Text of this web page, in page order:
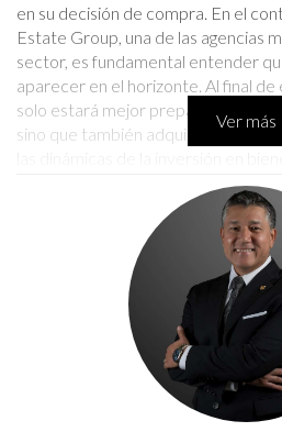
en su decisión de compra. En el
Estate Group, una de las agencias
sector, es fundamental entender
aparecer en el horizonte. Al final
solo estará mejor preparado para
sino que también adquirirá una
Costos Ocultos en el
Inmobiliario
Los costos ocultos en el sector
variados y a menudo se pasan por
compra. Algunos de los más
Gastos de cierre: Estos
abogados, costos de tasación
Impuestos: Los impuestos a
impuestos sobre la venta
Ver más